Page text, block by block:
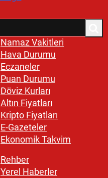
Namaz Vakitleri
Hava Durumu
Eczaneler
Puan Durumu
Döviz Kurları
Altın Fiyatları
Kripto Fiyatları
E-Gazeteler
Ekonomik Takvim
Rehber
Yerel Haberler